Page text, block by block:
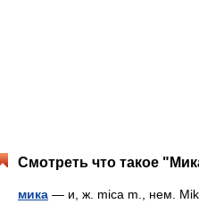
Смотреть что такое
мика — и, ж. mica m., нем.